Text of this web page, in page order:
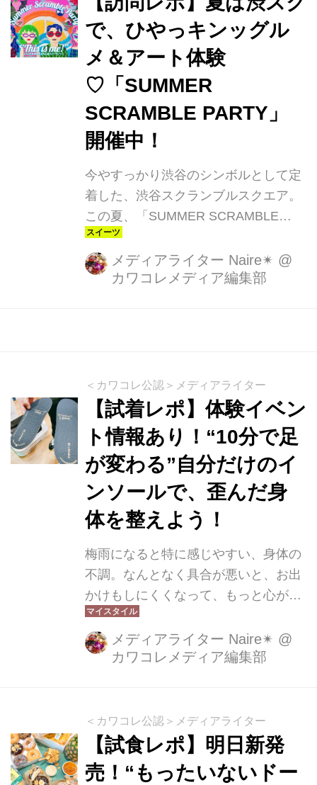
OUTFIT」とは、年⻑〜⼩学校 6 年⽣
までの子どもを対象にした、参加無料
の体験イベント。子どもたちは保護者
から離れ、スタッフと店内を周り、自
できます。 2022年に初めて開催さ
れ、こ...
で、ひやっキンッグル
メ＆アート体験
♡「SUMMER
SCRAMBLE PARTY」
開催中！
今やすっかり渋谷のシンボルとして定
着した、渋谷スクランブルスクエア。
この夏、「SUMMER SCRAMBLE
PARTY」が開催されています！話題の
「タフティング」や「Artbar Tokyo」
の限定体験などのコンテンツに合わせ
メディアライター Naire✴︎ @
カワコレメディア編集部
＜カワコレ公認＞メディアライター
【試着レポ】体験イベン
ト情報あり！“10分で足
が変わる”自分だけのイ
ンソールで、歪んだ身
体を整えよう！
梅雨になると特に感じやすい、身体の
不調。なんとなく具合が悪いと、お出
かけもしにくくなって、もっと心が沈
んでしまったり…それ、もしかしたら
靴の中敷きで改善するかも?!感動のイ
ンソール体験を試してみました。
メディアライター Naire✴︎ @
カワコレメディア編集部
＜カワコレ公認＞メディアライター
【試食レポ】明日新発
売！“もったいないドー